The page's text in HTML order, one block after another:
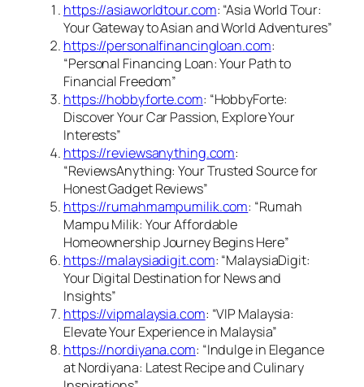
https://asiaworldtour.com: “Asia World Tour:
Your Gateway to Asian and World Adventures”
https://personalfinancingloan.com:
“Personal Financing Loan: Your Path to
Financial Freedom”
https://hobbyforte.com: “HobbyForte:
Discover Your Car Passion, Explore Your
Interests”
https://reviewsanything.com:
“ReviewsAnything: Your Trusted Source for
Honest Gadget Reviews”
https://rumahmampumilik.com: “Rumah
Mampu Milik: Your Affordable
Homeownership Journey Begins Here”
https://malaysiadigit.com: “MalaysiaDigit:
Your Digital Destination for News and
Insights”
https://vipmalaysia.com: “VIP Malaysia:
Elevate Your Experience in Malaysia”
https://nordiyana.com: “Indulge in Elegance
at Nordiyana: Latest Recipe and Culinary